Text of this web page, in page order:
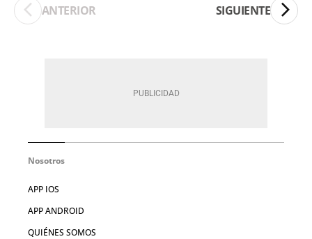
ANTERIOR SIGUIENTE
Nosotros
APP IOS
APP ANDROID
QUIÉNES SOMOS